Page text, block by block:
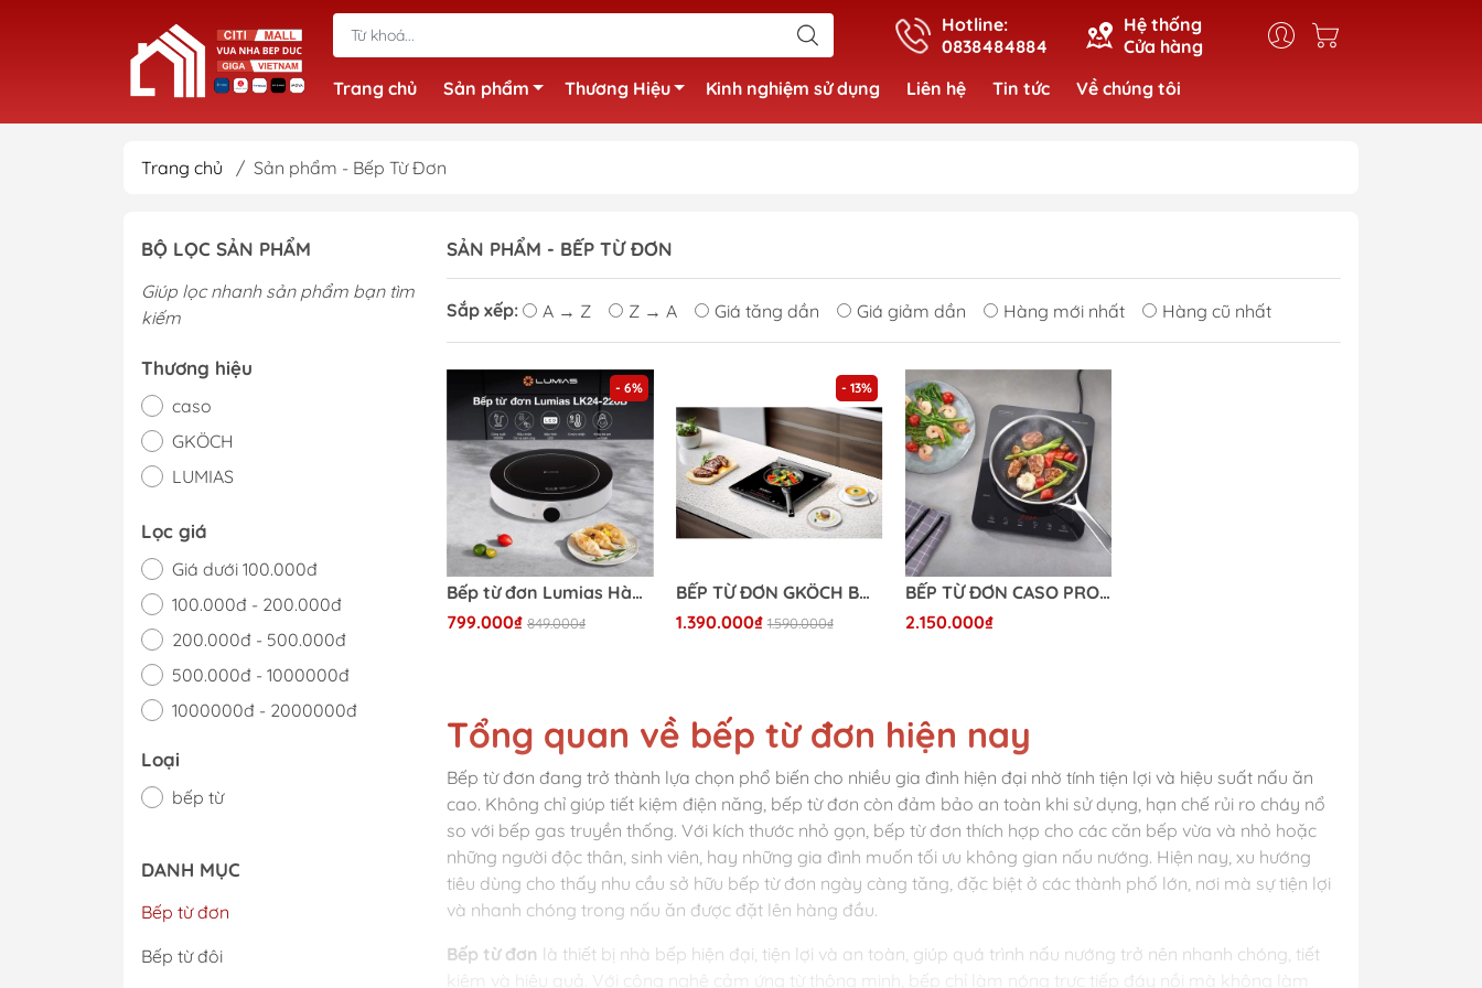
Hotline:
0838484884
Hệ thống
Cửa hàng
Trang chủ
Sản phẩm Thương Hiệu Kinh nghiệm sử dụng Liên hệ Tin tức Về chúng tôi
Trang chủ / Sản phẩm - Bếp Từ Đơn
SẢN PHẨM - BẾP TỪ ĐƠN
Sắp xếp: A → Z Z → A Giá tăng dần Giá giảm dần Hàng mới nhất Hàng cũ nhất
- 6%
Bếp từ đơn Lumias Hàn Quốc Công Suất 2000W
799.000₫ 849.000₫
- 13%
BẾP TỪ ĐƠN GKÖCH BM08
1.390.000₫ 1.590.000₫
BẾP TỪ ĐƠN CASO PROSLIM 2000
2.150.000₫
Tổng quan về bếp từ đơn hiện nay
Bếp từ đơn đang trở thành lựa chọn phổ biến cho nhiều gia đình hiện đại nhờ tính tiện lợi và hiệu suất nấu ăn
cao. Không chỉ giúp tiết kiệm điện năng, bếp từ đơn còn đảm bảo an toàn khi sử dụng, hạn chế rủi ro cháy nổ
so với bếp gas truyền thống. Với kích thước nhỏ gọn, bếp từ đơn thích hợp cho các căn bếp vừa và nhỏ hoặc
những người độc thân, sinh viên, hay những gia đình muốn tối ưu không gian nấu nướng. Hiện nay, xu hướng
tiêu dùng cho thấy nhu cầu sở hữu bếp từ đơn ngày càng tăng, đặc biệt ở các thành phố lớn, nơi mà sự tiện lợi
và nhanh chóng trong nấu ăn được đặt lên hàng đầu.
Bếp từ đơn là thiết bị nhà bếp hiện đại, tiện lợi và an toàn, giúp quá trình nấu nướng trở nên nhanh chóng, tiết
kiệm và hiệu quả. Với công nghệ cảm ứng từ thông minh, bếp chỉ làm nóng trực tiếp đáy nồi mà không làm
BỘ LỌC SẢN PHẨM
Giúp lọc nhanh sản phẩm bạn tìm
kiếm
Thương hiệu
caso
GKÖCH
LUMIAS
Lọc giá
Giá dưới 100.000đ
100.000đ - 200.000đ
200.000đ - 500.000đ
500.000đ - 1000000đ
1000000đ - 2000000đ
Loại
bếp từ
DANH MỤC
Bếp từ đơn
Bếp từ đôi